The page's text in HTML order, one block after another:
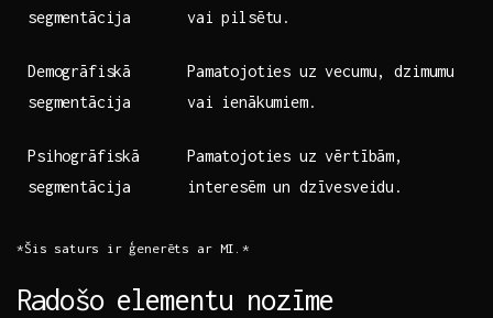
segmentācija
vai pilsētu.
Demogrāfiskā
segmentācija
Pamatojoties uz ‍vecumu, dzimumu
vai ienākumiem.
Psihogrāfiskā
segmentācija
Pamatojoties uz vērtībām,
interesēm‌ un dzīvesveidu.
*Šis saturs ⁣ir ģenerēts ar ‍MI.*
Radošo ⁢elementu nozīme